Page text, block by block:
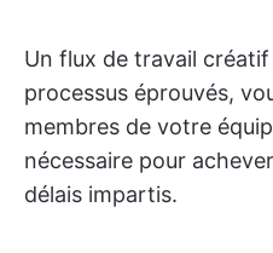
Un flux de travail
processus éprouvés,
membres de votre
nécessaire pour
délais impartis.